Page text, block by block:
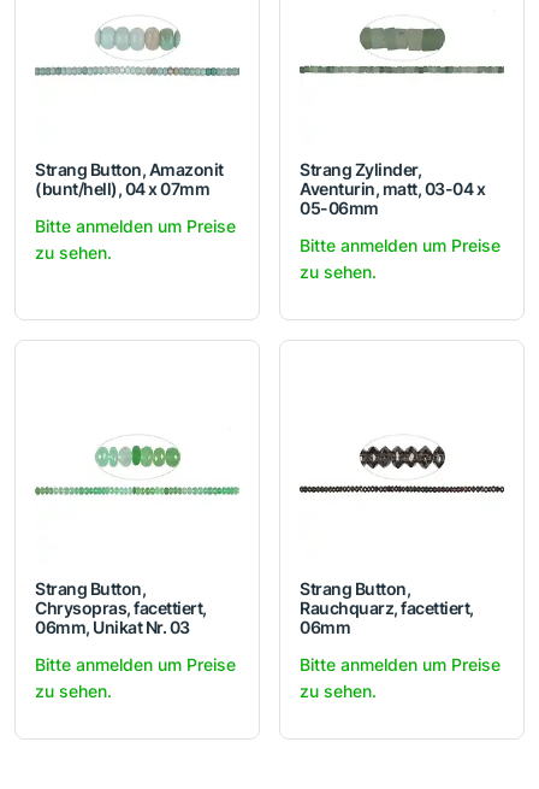
Strang Button, Amazonit
(bunt/hell), 04 x 07mm
Bitte anmelden um Preise
zu sehen.
Strang Zylinder,
Aventurin, matt, 03-04 x
05-06mm
Bitte anmelden um Preise
zu sehen.
Strang Button,
Chrysopras, facettiert,
06mm, Unikat Nr. 03
Bitte anmelden um Preise
zu sehen.
Strang Button,
Rauchquarz, facettiert,
06mm
Bitte anmelden um Preise
zu sehen.